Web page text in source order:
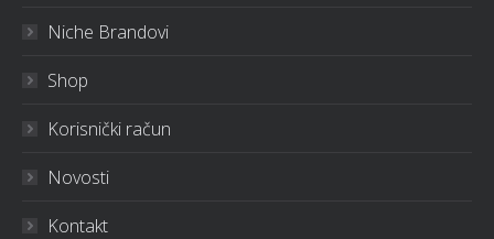
Niche Brandovi
Shop
Korisnički račun
Novosti
Kontakt